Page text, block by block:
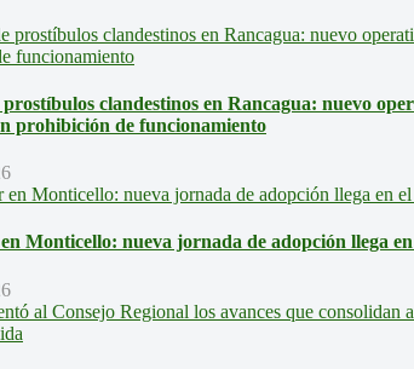
prostíbulos clandestinos en Rancagua: nuevo
prohibición de funcionamiento
Monticello: nueva jornada de adopción llega